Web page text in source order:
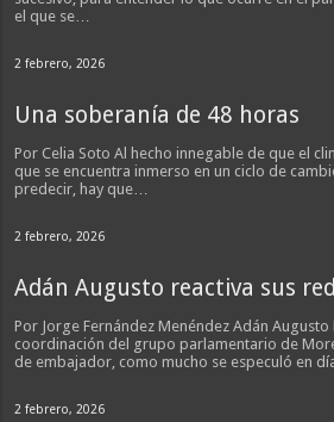
el que se…
2 febrero, 2026
Una soberanía de 48 horas
Por Celia Soto Al hecho innegable de que el
que se encuentra inmerso en un ciclo de
predecir, hay que…
2 febrero, 2026
Adán Augusto reactiva sus
Por Jorge Fernández Menéndez Adán
coordinación del grupo parlamentario de
de embajador, como mucho se especuló en
2 febrero, 2026